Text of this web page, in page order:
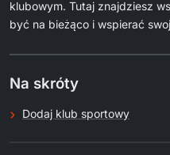
klubowym. Tutaj znajdziesz
być na bieżąco i wspierać
Na skróty
Dodaj klub sportowy